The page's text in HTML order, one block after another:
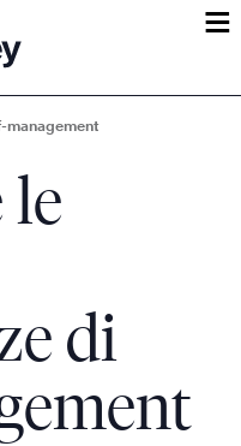
ĕ
management
di